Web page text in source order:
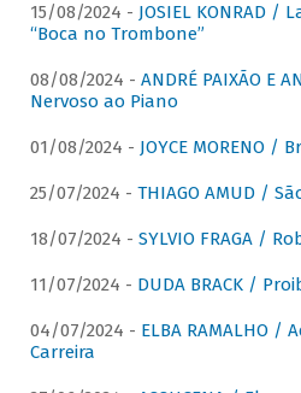
15/08/2024 - JOSIEL KONRAD /
“Boca no Trombone”
08/08/2024 - ANDRÉ PAIXÃO E
Nervoso ao Piano
01/08/2024 - JOYCE MORENO /
25/07/2024 - THIAGO AMUD /
18/07/2024 - SYLVIO FRAGA /
11/07/2024 - DUDA BRACK /
04/07/2024 - ELBA RAMALHO /
Carreira